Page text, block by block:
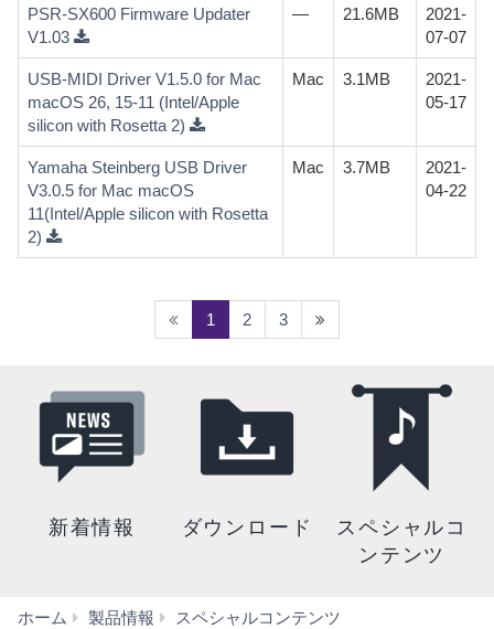
PSR-SX600 Firmware Updater
V1.03
— 21.6MB
2021-
07-07
USB-MIDI Driver V1.5.0 for Mac
macOS 26, 15-11 (Intel/Apple
silicon with Rosetta 2)
Mac 3.1MB
2021-
05-17
Yamaha Steinberg USB Driver
V3.0.5 for Mac macOS
11(Intel/Apple silicon with Rosetta
2)
Mac 3.7MB
2021-
04-22
1 (current)
2 3
新着情報 ダウンロード
スペシャルコ
ンテンツ
ホーム 製品情報
スペシャルコンテンツ